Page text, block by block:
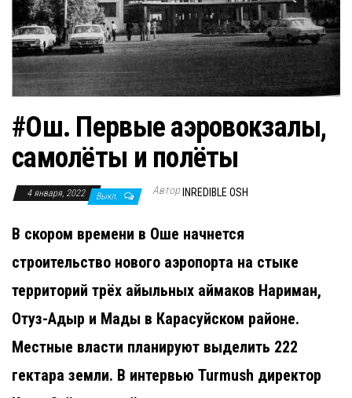
а
в
г
ц
#Ош. Первые аэровокзалы,
самолёты и полёты
4 января, 2022 Выкл. Автор INREDIBLE OSH
В скором времени в Оше начнется
строительство нового аэропорта на стыке
территорий трёх айыльных аймаков Нариман,
Отуз-Адыр и Мады в Карасуйском районе.
Местные власти планируют выделить 222
гектара земли. В интервью Turmush директор